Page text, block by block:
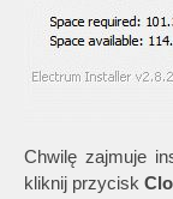
Chwilę zajmuje
kliknij przycisk